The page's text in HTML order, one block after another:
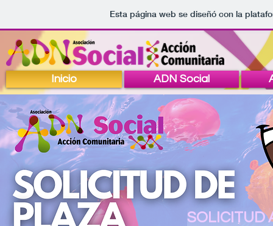
Esta página web se diseñó con la
Inicio ADN Social
SOLICITUD